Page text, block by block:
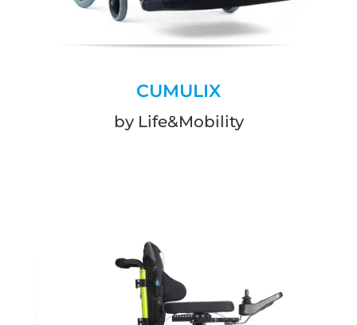
CUMULIX
by Life&Mobility